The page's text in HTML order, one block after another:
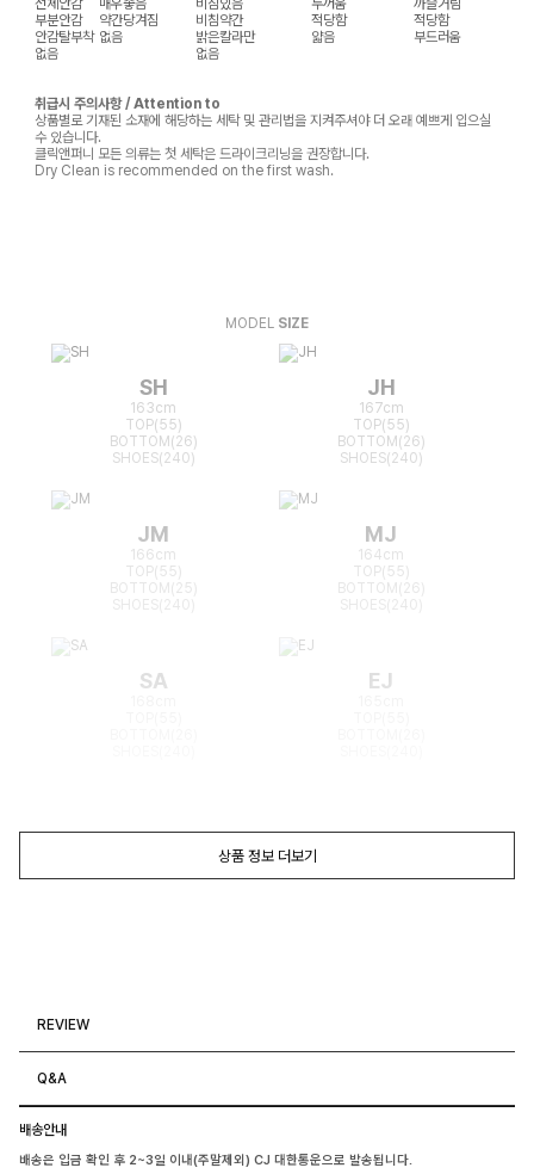
부분안감
약간당겨짐 비침약간 적당함
적당함
안감탈부착 없음 밝은칼라만 얇음
부드러움
없음
없음
취급시 주의사항 / Attention to
상품별로 기재된 소재에 해당하는 세탁 및 관리법을 지켜주셔야 더 오래 예쁘게 입으실
수 있습니다.
클릭앤퍼니 모든 의류는 첫 세탁은 드라이크리닝을 권장합니다.
Dry Clean is recommended on the first wash.
MODEL SIZE
SH
163cm
TOP(55)
BOTTOM(26)
SHOES(240)
JH
167cm
TOP(55)
BOTTOM(26)
SHOES(240)
JM
166cm
TOP(55)
BOTTOM(25)
MJ
164cm
TOP(55)
BOTTOM(26)
SA EJ
상품 정보 더보기
REVIEW
Q&A
배송안내
배송은 입금 확인 후 2~3일 이내(주말제외) CJ 대한통운으로 발송됩니다.